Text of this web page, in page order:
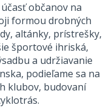
občanov na
formou drobných
altánky, prístrešky,
športové ihriská,
a udržiavanie
podieľame sa na
klubov, budovaní